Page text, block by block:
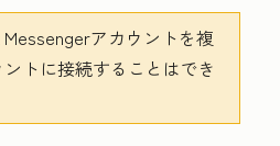
Messengerアカウントを複
トに接続することはでき